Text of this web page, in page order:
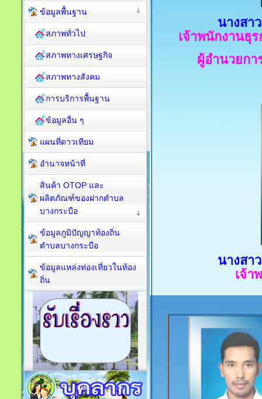
นางส
เจ้าพนักงานธุ
ผู้อำนวยก
นางส
เจ้า
ข้อมูลพื้นฐาน
สภาพทั่วไป
สภาพทางเศรษฐกิจ
สภาพทางสังคม
การบริการพื้นฐาน
ข้อมูลอื่น ๆ
แผนที่ดาวเทียม
อำนาจหน้าที่
สินค้า OTOP และ
ผลิตภัณฑ์ของฝากตำบล
บางกระบือ
ข้อมูลภูมิปัญญาท้องถิ่น
ตำบลบางกระบือ
ข้อมูลแหล่งท่องเที่ยวในท้อง
ถิ่น